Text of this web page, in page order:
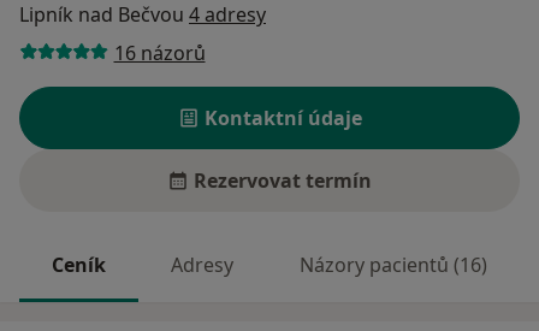
Lipník nad Bečvou 4 adresy
16 názorů
Kontaktní údaje
Rezervovat termín
Ceník Adresy Názory pacientů (16)